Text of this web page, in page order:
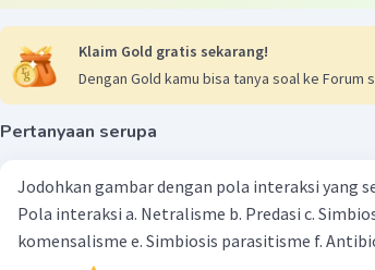
Klaim Gold gratis sekarang!
Dengan Gold kamu bisa tanya soal ke Forum
Pertanyaan serupa
Jodohkan gambar dengan pola interaksi yang
Pola interaksi a. Netralisme b. Predasi c.
komensalisme e. Simbiosis parasitisme f.